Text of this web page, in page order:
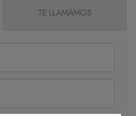
TE LLAMAMOS